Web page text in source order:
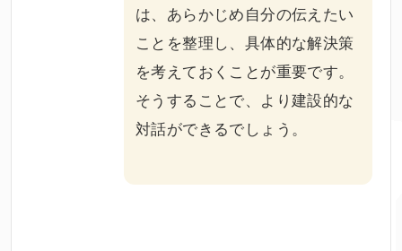
は、あらかじめ自分の伝えたい
ことを整理し、具体的な解決策
を考えておくことが重要です。
そうすることで、より建設的な
対話ができるでしょう。